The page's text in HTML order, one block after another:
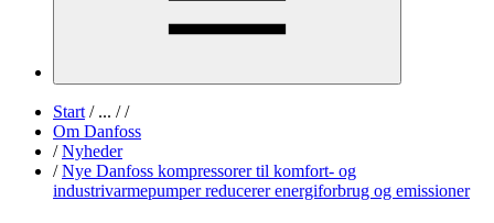
Start /... / /
Om Danfoss
/ Nyheder
/ Nye Danfoss kompressorer til komfort- og
industrivarmepumper reducerer energiforbrug og emissioner